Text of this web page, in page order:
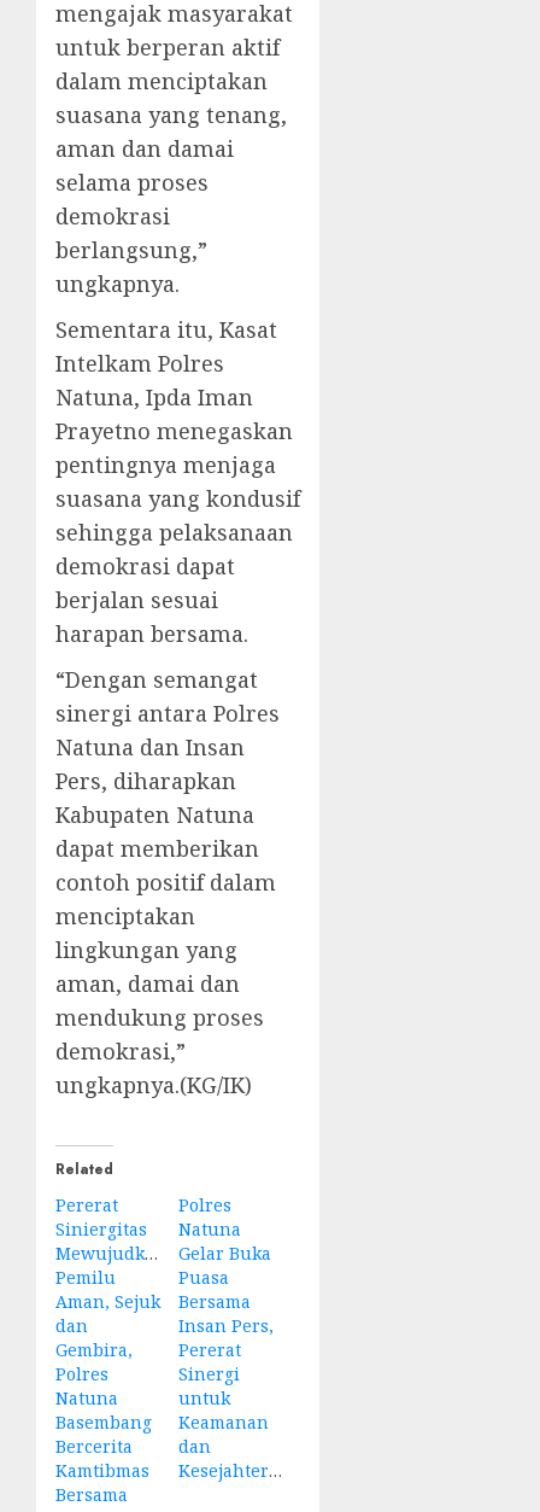
mengajak masyarakat
untuk berperan aktif
dalam menciptakan
suasana yang tenang,
aman dan damai
selama proses
demokrasi
berlangsung,”
ungkapnya.
Sementara itu, Kasat
Intelkam Polres
Natuna, Ipda Iman
Prayetno menegaskan
pentingnya menjaga
suasana yang kondusif
sehingga pelaksanaan
demokrasi dapat
berjalan sesuai
harapan bersama.
“Dengan semangat
sinergi antara Polres
Natuna dan Insan
Pers, diharapkan
Kabupaten Natuna
dapat memberikan
contoh positif dalam
menciptakan
lingkungan yang
aman, damai dan
mendukung proses
demokrasi,”
ungkapnya.(KG/IK)
Related
Pererat
Siniergitas
Mewujudkan
Pemilu
Aman, Sejuk
dan
Gembira,
Polres
Natuna
Basembang
Bercerita
Kamtibmas
Bersama
Polres
Natuna
Gelar Buka
Puasa
Bersama
Insan Pers,
Pererat
Sinergi
untuk
Keamanan
dan
Kesejahteraan